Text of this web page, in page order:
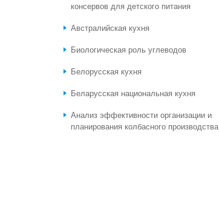
консервов для детского питания
Австралийская кухня
Биологическая роль углеводов
Белорусская кухня
Беларусская национальная кухня
Анализ эффективности организации и
планирования колбасного производства